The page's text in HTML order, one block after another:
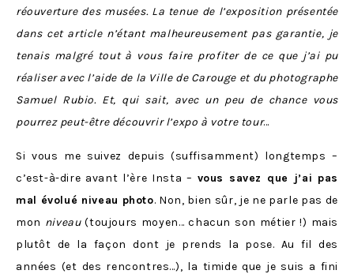
réouverture des musées. La tenue de l’exposition présentée
dans cet article n’étant malheureusement pas garantie, je
tenais malgré tout à vous faire profiter de ce que j’ai pu
réaliser avec l’aide de la Ville de Carouge et du photographe
Samuel Rubio. Et, qui sait, avec un peu de chance vous
pourrez peut-être découvrir l’expo à votre tour…
Si vous me suivez depuis (suffisamment) longtemps –
c’est-à-dire avant l’ère Insta – vous savez que j’ai pas
mal évolué niveau photo. Non, bien sûr, je ne parle pas de
mon niveau(toujours moyen… chacun son métier !) mais
plutôt de la façon dont je prends la pose. Au fil des
années (et des rencontres…), la timide que je suis a fini